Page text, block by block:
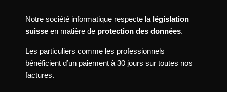
Notre société informatique respecte la législation
suisseen matière de protection des données.
Les particuliers comme les professionnels
bénéficient d’un paiement à 30 jours sur toutes nos
factures.